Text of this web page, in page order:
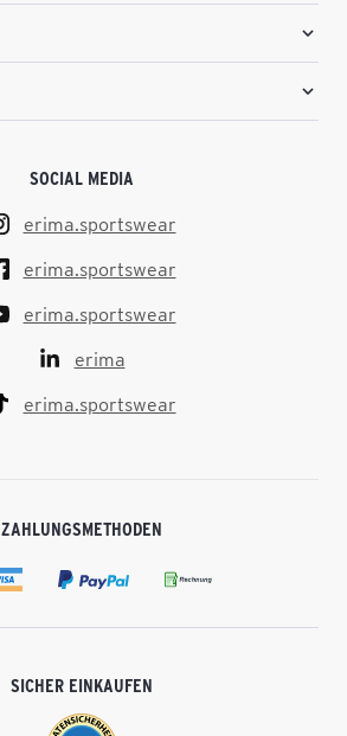
SOCIAL MEDIA
erima.sportswear
erima.sportswear
erima.sportswear
erima
erima.sportswear
ZAHLUNGSMETHODEN
SICHER EINKAUFEN